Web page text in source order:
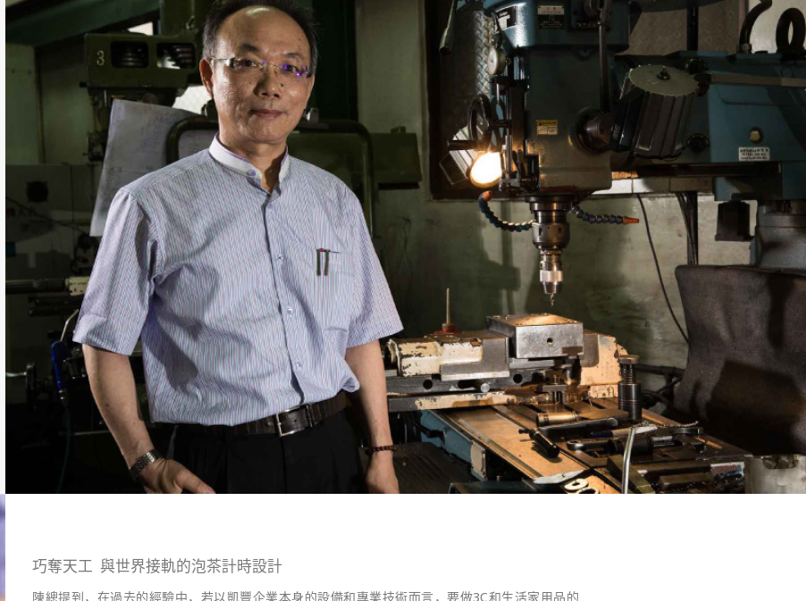
巧奪天工 與世界接軌的泡茶計時設計
陳總提到，在過去的經驗中，若以凱豐企業本身的設備和專業技術而言，要做3C和生活家用品的